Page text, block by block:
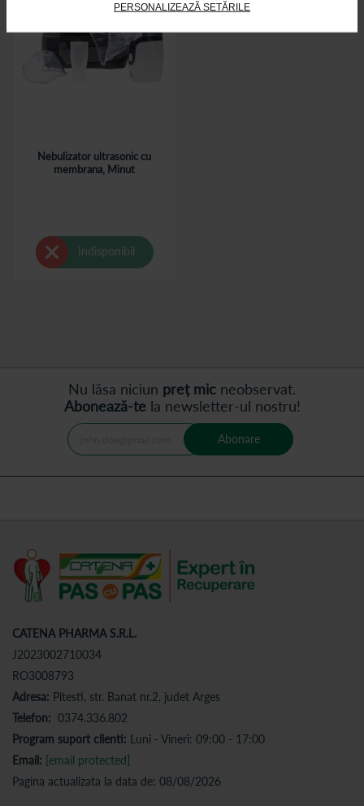
PERSONALIZEAZĂ SETĂRILE
Nebulizator ultrasonic cu
membrana, Minut
Indisponibil
Nu lăsa niciun preț mic neobservat.
Abonează-tela newsletter-ul nostru!
Abonare
CATENA PHARMA S.R.L.
J2023002710034
RO3008793
Adresa: Pitesti, str. Banat nr.2, judet Arges
Telefon: 0374.336.802
Program suport clienti: Luni - Vineri: 09:00 - 17:00
Email: [email protected]
Pagina actualizata la data de: 08/08/2026